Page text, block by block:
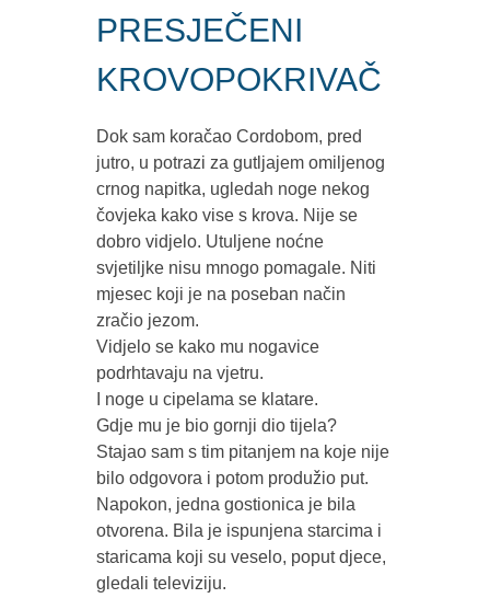
PRESJEČENI
KROVOPOKRIVAČ
Dok sam koračao Cordobom, pred
jutro, u potrazi za gutljajem omiljenog
crnog napitka, ugledah noge nekog
čovjeka kako vise s krova. Nije se
dobro vidjelo. Utuljene noćne
svjetiljke nisu mnogo pomagale. Niti
mjesec koji je na poseban način
zračio jezom.
Vidjelo se kako mu nogavice
podrhtavaju na vjetru.
I noge u cipelama se klatare.
Gdje mu je bio gornji dio tijela?
Stajao sam s tim pitanjem na koje nije
bilo odgovora i potom produžio put.
Napokon, jedna gostionica je bila
otvorena. Bila je ispunjena starcima i
staricama koji su veselo, poput djece,
gledali televiziju.